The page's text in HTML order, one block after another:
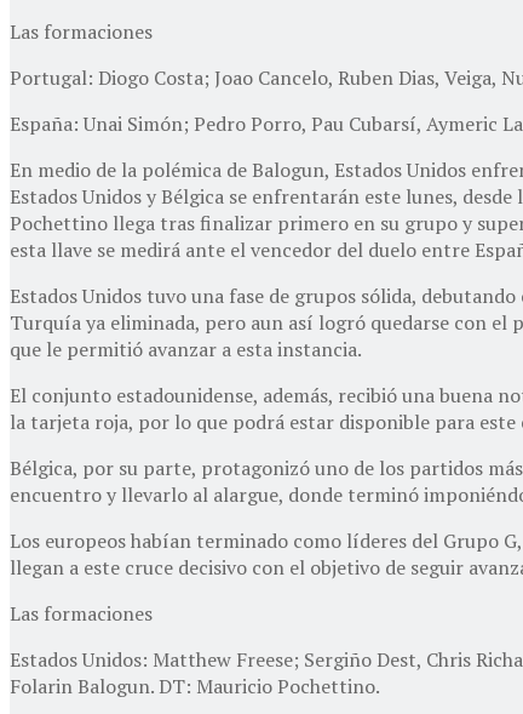
Las formaciones
Portugal: Diogo Costa; Joao Cancelo, Ruben Dias, Veiga,
España: Unai Simón; Pedro Porro, Pau Cubarsí, Aymeric
En medio de la polémica de Balogun, Estados Unidos
Estados Unidos y Bélgica se enfrentarán este lunes,
Pochettino llega tras finalizar primero en su grupo y
esta llave se medirá ante el vencedor del duelo entre
Estados Unidos tuvo una fase de grupos sólida,
Turquía ya eliminada, pero aun así logró quedarse con el
que le permitió avanzar a esta instancia.
El conjunto estadounidense, además, recibió una buena
la tarjeta roja, por lo que podrá estar disponible para este
Bélgica, por su parte, protagonizó uno de los partidos
encuentro y llevarlo al alargue, donde terminó
Los europeos habían terminado como líderes del Grupo
llegan a este cruce decisivo con el objetivo de seguir
Las formaciones
Estados Unidos: Matthew Freese; Sergiño Dest, Chris
Folarin Balogun. DT: Mauricio Pochettino.